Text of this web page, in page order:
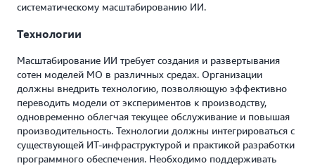
систематическому масштабированию ИИ.
Технологии
Масштабирование ИИ требует создания и развертывания
сотен моделей МО в различных средах. Организации
должны внедрить технологию, позволяющую эффективно
переводить модели от экспериментов к производству,
одновременно облегчая текущее обслуживание и повышая
производительность. Технологии должны интегрироваться с
существующей ИТ-инфраструктурой и практикой разработки
программного обеспечения. Необходимо поддерживать